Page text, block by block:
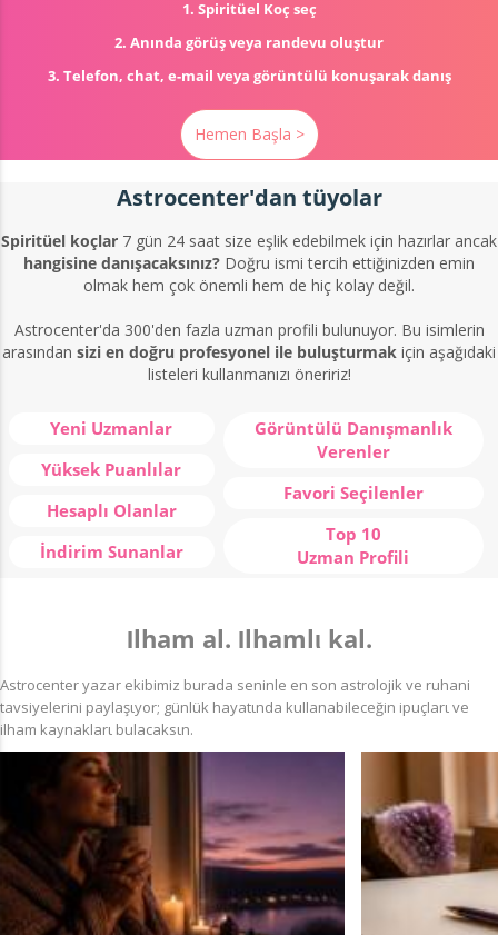
1. Spiritüel Koç seç
2. Anında görüş veya randevu oluştur
3. Telefon, chat, e-mail veya görüntülü konuşarak danış
Hemen Başla >
Astrocenter'dan tüyolar
Spiritüel koçlar 7 gün 24 saat size eşlik edebilmek için hazırlar ancak
hangisine danışacaksınız? Doğru ismi tercih ettiğinizden emin
olmak hem çok önemli hem de hiç kolay değil.
Astrocenter'da 300'den fazla uzman profili bulunuyor. Bu isimlerin
arasından sizi en doğru profesyonel ile buluşturmak için aşağıdaki
listeleri kullanmanızı öneririz!
Yeni Uzmanlar
Yüksek Puanlılar
Hesaplı Olanlar
İndirim Sunanlar
Görüntülü Danışmanlık
Verenler
Favori Seçilenler
Top 10
Uzman Profili
Ιlham al. Ιlhamlι kal.
Astrocenter yazar ekibimiz burada seninle en son astrolojik ve ruhani
tavsiyelerini paylaşιyor; günlük hayatιnda kullanabileceğin ipuçlarι ve
ilham kaynaklarι bulacaksιn.